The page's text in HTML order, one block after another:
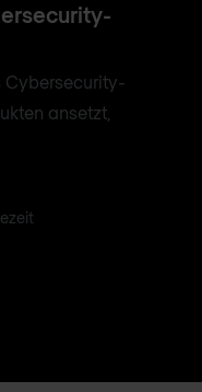
Cybersecurity-
ansetzt,